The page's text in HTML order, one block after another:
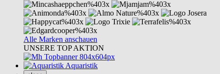
Alle Marken anschauen
UNSERE TOP AKTION
Aquaristik